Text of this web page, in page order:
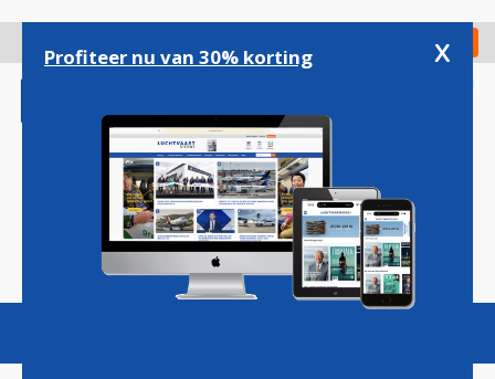
gaan
Check in
Magazine Podcasts Vacatures
Profiteer nu van 30% korting x